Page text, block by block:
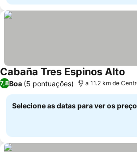
Cabaña Tres Espinos Alto
7,8Boa (5 pontuações) a 11.2 km de
Selecione as datas para ver os